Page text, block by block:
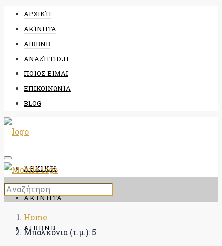
ΑΡΧΙΚΉ
ΑΚΊΝΗΤΑ
AIRBNB
ΑΝΑΖΉΤΗΣΗ
ΠΟΊΟΣ ΕΊΜΑΙ
ΕΠΙΚΟΙΝΩΝΊΑ
BLOG
ΑΡΧΙΚΉ
ΑΚΊΝΗΤΑ
AIRBNB
Home
Μπαλκόνια (τ.μ.): 5